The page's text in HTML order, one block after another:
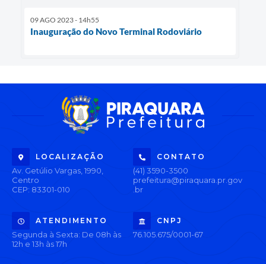
09 AGO 2023 - 14h55
Inauguração do Novo Terminal Rodoviário
LOCALIZAÇÃO
Av. Getúlio Vargas, 1990,
Centro
CEP: 83301-010
CONTATO
(41) 3590-3500
prefeitura@piraquara.pr.gov
.br
ATENDIMENTO
Segunda à Sexta: De 08h às
12h e 13h às 17h
CNPJ
76.105.675/0001-67